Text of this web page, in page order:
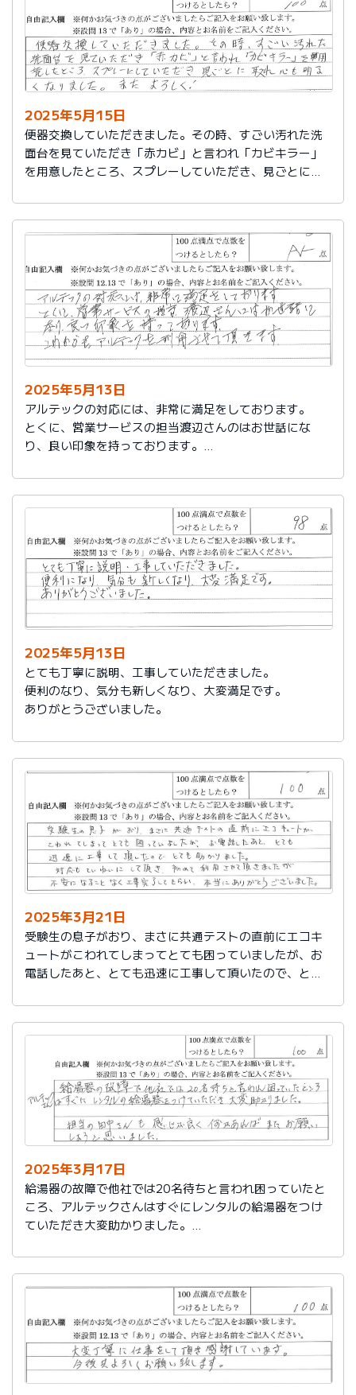
2025年5月15日
便器交換していただきました。その時、すごい汚れた洗
面台を見ていただき「赤カビ」と言われ「カビキラー」
を用意したところ、スプレーしていただき、見ごとに取
2025年5月13日
アルテックの対応には、非常に満足をしております。
とくに、営業サービスの担当渡辺さんのはお世話にな
り、良い印象を持っております。
2025年5月13日
とても丁寧に説明、工事していただきました。
便利のなり、気分も新しくなり、大変満足です。
ありがとうございました。
2025年3月21日
受験生の息子がおり、まさに共通テストの直前にエコキ
ュートがこわれてしまってとても困っていましたが、お
電話したあと、とても迅速に工事して頂いたので、とて
対応もていねいして頂き、初めて利用させて頂きました
が不安になることなく工事完了してもらい、本当にあり
2025年3月17日
給湯器の故障で他社では20名待ちと言われ困っていたと
ころ、アルテックさんはすぐにレンタルの給湯器をつけ
ていただき大変助かりました。
うと思いました。